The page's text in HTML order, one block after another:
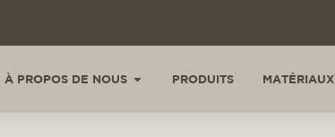
À PROPOS DE NOUS PRODUITS MATÉRIAUX